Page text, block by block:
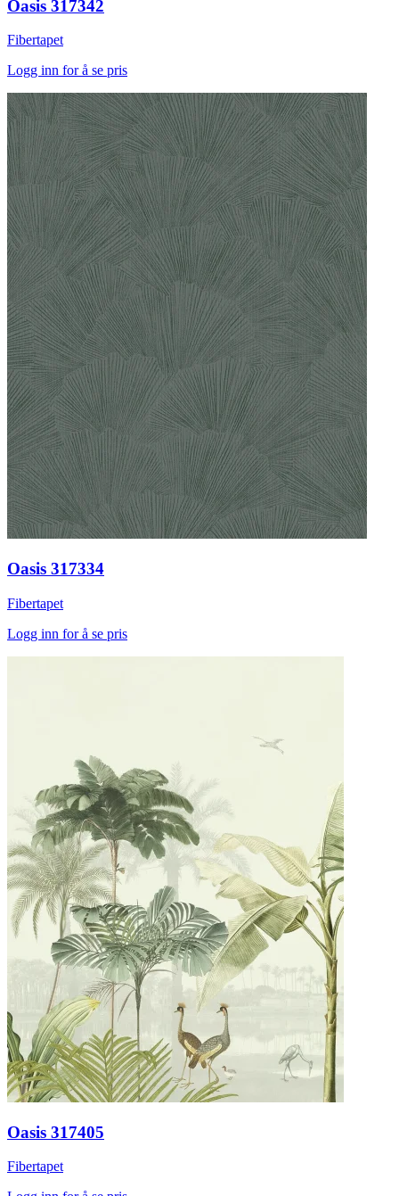
Oasis 317342
Fibertapet
Logg inn for å se pris
Oasis 317334
Fibertapet
Logg inn for å se pris
Oasis 317405
Fibertapet